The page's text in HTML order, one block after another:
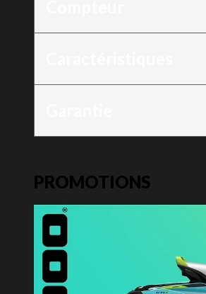
PROMOTIONS